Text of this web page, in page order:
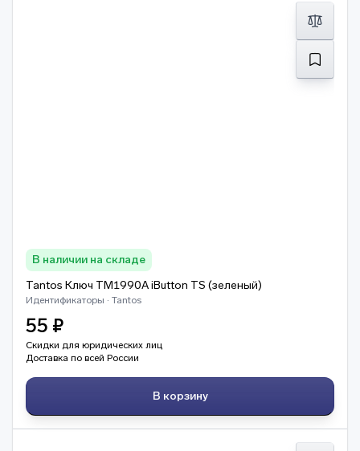
В наличии на складе
Tantos Ключ TM1990A iButton TS (зеленый)
Идентификаторы · Tantos
55 ₽
Скидки для юридических лиц
Доставка по всей России
В корзину